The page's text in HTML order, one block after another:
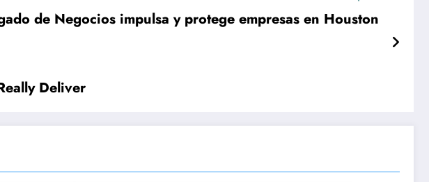
de Negocios impulsa y protege empresas en Houston
Deliver